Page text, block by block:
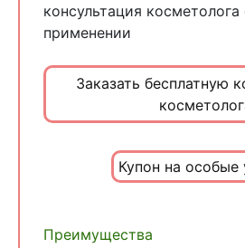
консультация
применении
Заказать бесплатную
Купон на особые
Преимущества